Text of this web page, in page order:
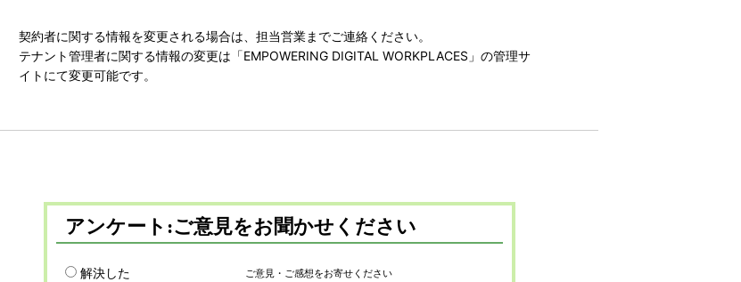
契約者に関する情報を変更される場合は、担当営業までご連絡ください。
テナント管理者に関する情報の変更は「EMPOWERING DIGITAL WORKPLACES」の管理サ
イトにて変更可能です。
アンケート:ご意見をお聞かせください
解決した
ご意見・ご感想をお寄せください